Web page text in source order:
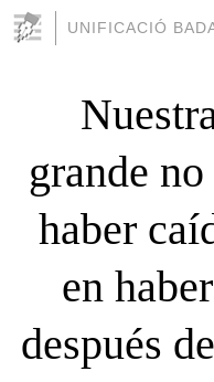
UNIFICACIÓ
grande
haber
en
después